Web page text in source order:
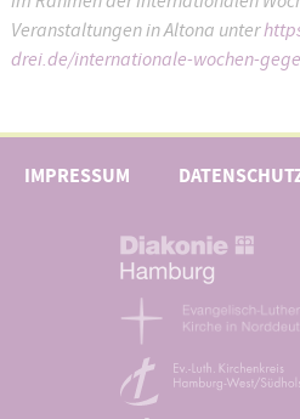
Veranstaltungen in Altona unter
drei.de/internationale-wochen-
IMPRESSUM